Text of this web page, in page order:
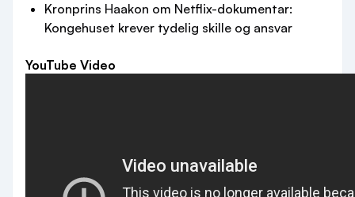
Kronprins Haakon om Netflix-dokumentar:
Kongehuset krever tydelig skille og ansvar
YouTube Video